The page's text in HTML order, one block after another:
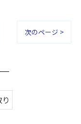
次のページ >